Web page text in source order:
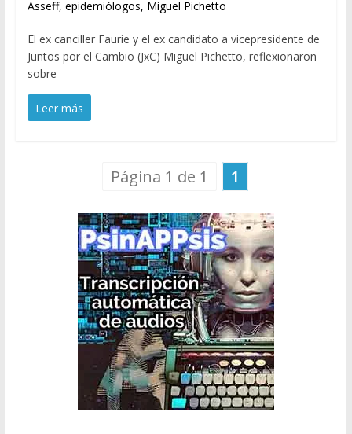
Asseff, epidemiólogos, Miguel Pichetto
El ex canciller Faurie y el ex candidato a vicepresidente de
Juntos por el Cambio (JxC) Miguel Pichetto, reflexionaron
sobre
Leer más
Página 1 de 1 1